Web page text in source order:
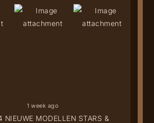
MODELLEN STARS &
1 week ago